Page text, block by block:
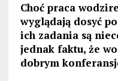
Choć praca
wyglądają dosyć
ich zadania są
jednak faktu, że
dobrym